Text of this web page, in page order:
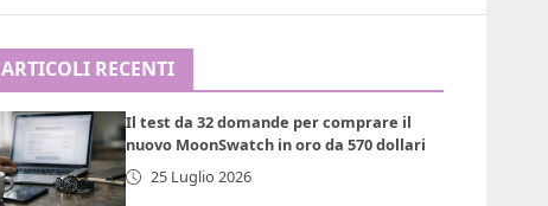
ARTICOLI RECENTI
Il test da 32 domande per comprare il
nuovo MoonSwatch in oro da 570 dollari
25 Luglio 2026